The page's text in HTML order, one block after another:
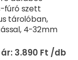
fúró- és
– 36V
297 (BBV)
16.590